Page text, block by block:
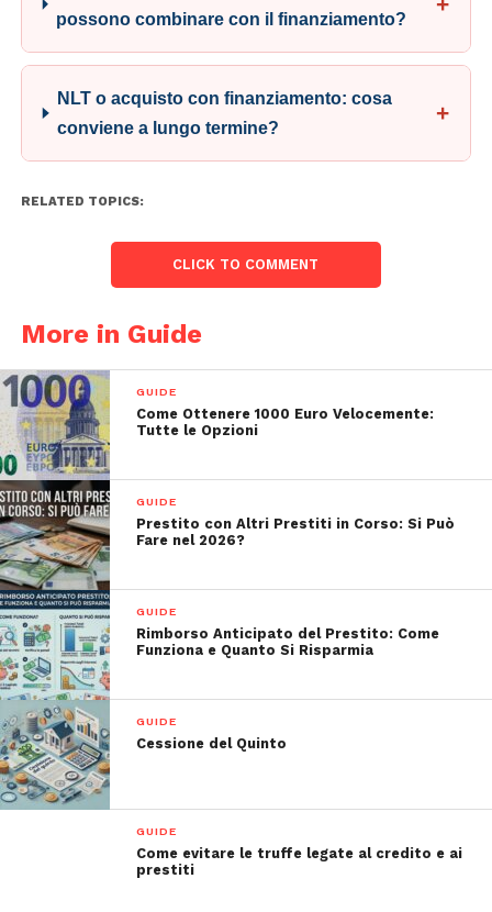
possono combinare con il finanziamento?
NLT o acquisto con finanziamento: cosa
conviene a lungo termine?
RELATED TOPICS:
CLICK TO COMMENT
More in Guide
GUIDE
Come Ottenere 1000 Euro Velocemente:
Tutte le Opzioni
GUIDE
Prestito con Altri Prestiti in Corso: Si Può
Fare nel 2026?
GUIDE
Rimborso Anticipato del Prestito: Come
Funziona e Quanto Si Risparmia
GUIDE
Cessione del Quinto
GUIDE
Come evitare le truffe legate al credito e ai
prestiti